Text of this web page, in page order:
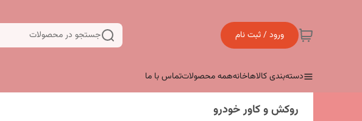
ورود / ثبت نام جستجو در محصولات
دسته‌بندی کالاهاخانههمه محصولاتتماس با ما
روکش و کاور خودرو